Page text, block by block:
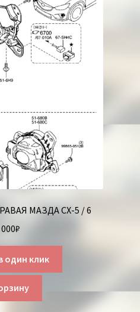
МАЗДА СХ-5 / 6
₽
один клик